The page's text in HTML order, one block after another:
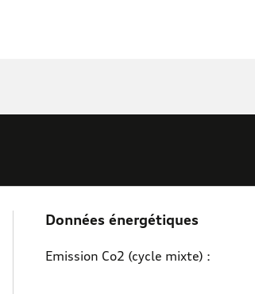
Données énergétiques
Emission Co2 (cycle mixte) :